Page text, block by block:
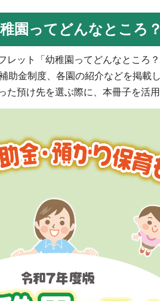
園ってどんなところ？
ット「幼稚園ってどんなところ
助金制度、各園の紹介などを掲載
預け先を選ぶ際に、本冊子を活用